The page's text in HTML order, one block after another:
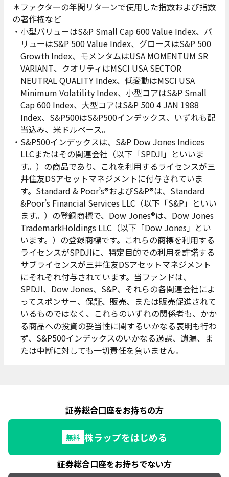
＊ファクターの年間リターンで使用した指数および指数
の著作権など
小型バリューはS&P Small Cap 600 Value Index、バ
リューはS&P 500 Value Index、グロースはS&P 500
Growth Index、モメンタムはUSA MOMENTUM SR
VARIANT、クオリティはMSCI USA SECTOR
NEUTRAL QUALITY Index、低変動はMSCI USA
Minimum Volatility Index、小型コアはS&P Small
Cap 600 Index、大型コアはS&P 500 4 JAN 1988
Index、S&P500はS&P500インデックス、いずれも配
当込み、米ドルベース。
S&P500インデックスは、S&P Dow Jones Indices
LLCまたはその関連会社（以下「SPDJI」といいま
す。）の商品であり、これを利用するライセンスが三
井住友DSアセットマネジメントに付与されていま
す。Standard & Poor’s®およびS&P®は、Standard
&Poor’s Financial Services LLC（以下「S&P」といい
ます。）の登録商標で、Dow Jones®は、Dow Jones
TrademarkHoldings LLC（以下「Dow Jones」とい
います。）の登録商標です。これらの商標を利用する
ライセンスがSPDJIに、特定目的での利用を許諾する
サブライセンスが三井住友DSアセットマネジメント
にそれぞれ付与されています。当ファンドは、
SPDJI、Dow Jones、S&P、それらの各関連会社によ
ってスポンサー、保証、販売、または販売促進されて
いるものではなく、これらのいずれの関係者も、かか
る商品への投資の妥当性に関するいかなる表明も行わ
ず、S&P500インデックスのいかなる過誤、遺漏、ま
たは中断に対しても一切責任を負いません。
証券総合口座をお持ちの方
無料 株ラップをはじめる
証券総合口座をお持ちでない方